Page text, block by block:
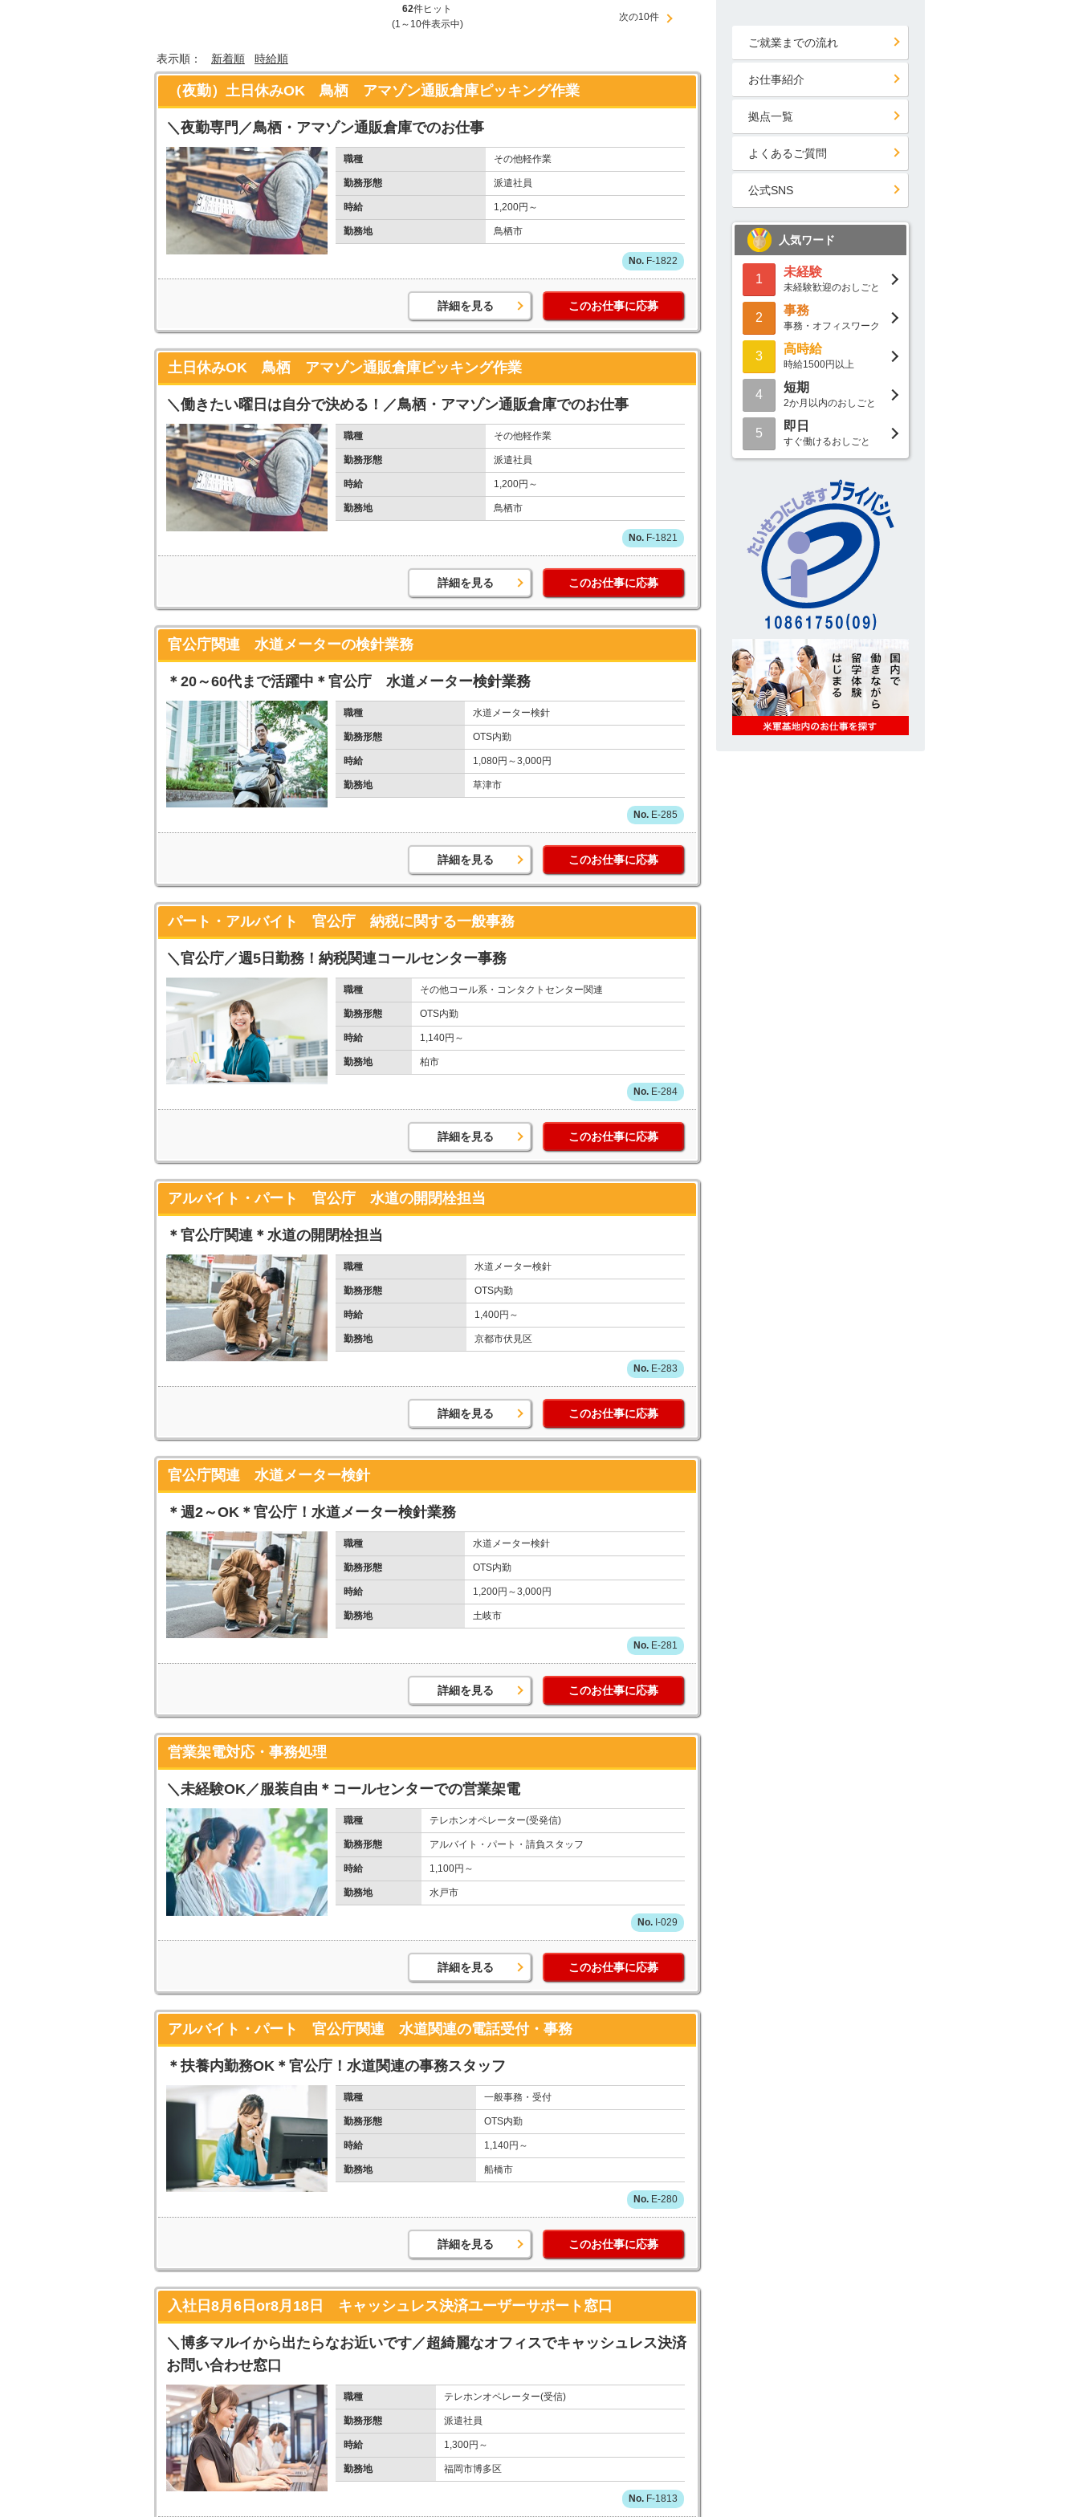
62件ヒット
(1～10件表示中)
次の10件
表示順： 新着順 時給順
（夜勤）土日休みOK 鳥栖 アマゾン通販倉庫ピッキング作業
＼夜勤専門／鳥栖・アマゾン通販倉庫でのお仕事
職種 その他軽作業
勤務形態 派遣社員
時給 1,200円～
勤務地 鳥栖市
F-1822
詳細を見る このお仕事に応募
土日休みOK 鳥栖 アマゾン通販倉庫ピッキング作業
＼働きたい曜日は自分で決める！／鳥栖・アマゾン通販倉庫でのお仕事
職種 その他軽作業
勤務形態 派遣社員
時給 1,200円～
勤務地 鳥栖市
F-1821
詳細を見る このお仕事に応募
官公庁関連 水道メーターの検針業務
＊20～60代まで活躍中＊官公庁 水道メーター検針業務
職種 水道メーター検針
勤務形態 OTS内勤
時給 1,080円～3,000円
勤務地 草津市
E-285
詳細を見る このお仕事に応募
パート・アルバイト 官公庁 納税に関する一般事務
＼官公庁／週5日勤務！納税関連コールセンター事務
職種 その他コール系・コンタクトセンター関連
勤務形態 OTS内勤
時給 1,140円～
勤務地 柏市
E-284
詳細を見る このお仕事に応募
アルバイト・パート 官公庁 水道の開閉栓担当
＊官公庁関連＊水道の開閉栓担当
職種 水道メーター検針
勤務形態 OTS内勤
時給 1,400円～
勤務地 京都市伏見区
E-283
詳細を見る このお仕事に応募
官公庁関連 水道メーター検針
＊週2～OK＊官公庁！水道メーター検針業務
職種 水道メーター検針
勤務形態 OTS内勤
時給 1,200円～3,000円
勤務地 土岐市
E-281
詳細を見る このお仕事に応募
営業架電対応・事務処理
＼未経験OK／服装自由＊コールセンターでの営業架電
職種 テレホンオペレーター(受発信)
勤務形態 アルバイト・パート・請負スタッフ
時給 1,100円～
勤務地 水戸市
I-029
詳細を見る このお仕事に応募
アルバイト・パート 官公庁関連 水道関連の電話受付・事務
＊扶養内勤務OK＊官公庁！水道関連の事務スタッフ
職種 一般事務・受付
勤務形態 OTS内勤
時給 1,140円～
勤務地 船橋市
E-280
詳細を見る このお仕事に応募
入社日8月6日or8月18日 キャッシュレス決済ユーザーサポート窓口
＼博多マルイから出たらなお近いです／超綺麗なオフィスでキャッシュレス決済
お問い合わせ窓口
職種 テレホンオペレーター(受信)
勤務形態 派遣社員
時給 1,300円～
勤務地 福岡市博多区
F-1813
ご就業までの流れ
お仕事紹介
拠点一覧
よくあるご質問
公式SNS
人気ワード
1
未経験
未経験歓迎のおしごと
2
事務
事務・オフィスワーク
3
高時給
時給1500円以上
4
短期
2か月以内のおしごと
5
即日
すぐ働けるおしごと